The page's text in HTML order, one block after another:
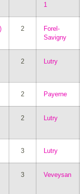
1
2
Forel-
Savigny
2 Lutry
2 Payerne
2 Lutry
3 Lutry
3 Veveysan